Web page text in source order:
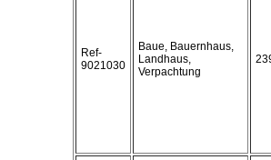
Ref-
9021030
Baue, Bauernhaus,
Landhaus,
Verpachtung